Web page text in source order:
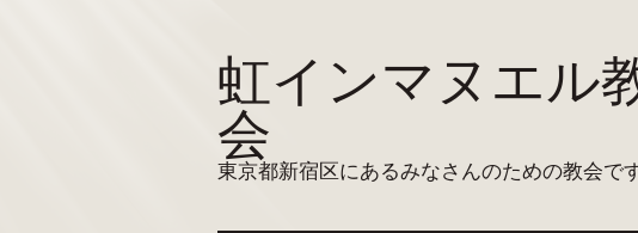
虹インマヌエル
会
東京都新宿区にあるみなさんのための教会です